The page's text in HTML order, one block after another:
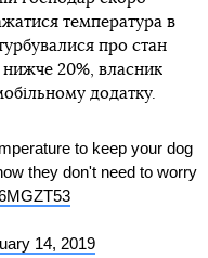
температура в
про стан
нижче 20%, власник
додатку.
to keep your dog
they don't need to worry
14, 2019